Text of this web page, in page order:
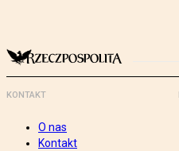
KONTAKT
O nas
Kontakt